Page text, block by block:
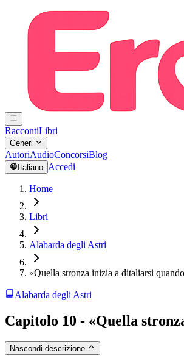
RaccontiLibri
Generi
AutoriAudioConcorsiBlog
Italiano Accedi
Home
Libri
Alabarda degli Astri
«Quella stronza inizia a ditaliarsi
Alabarda degli Astri
Capitolo 10 - «Quella
Nascondi descrizione